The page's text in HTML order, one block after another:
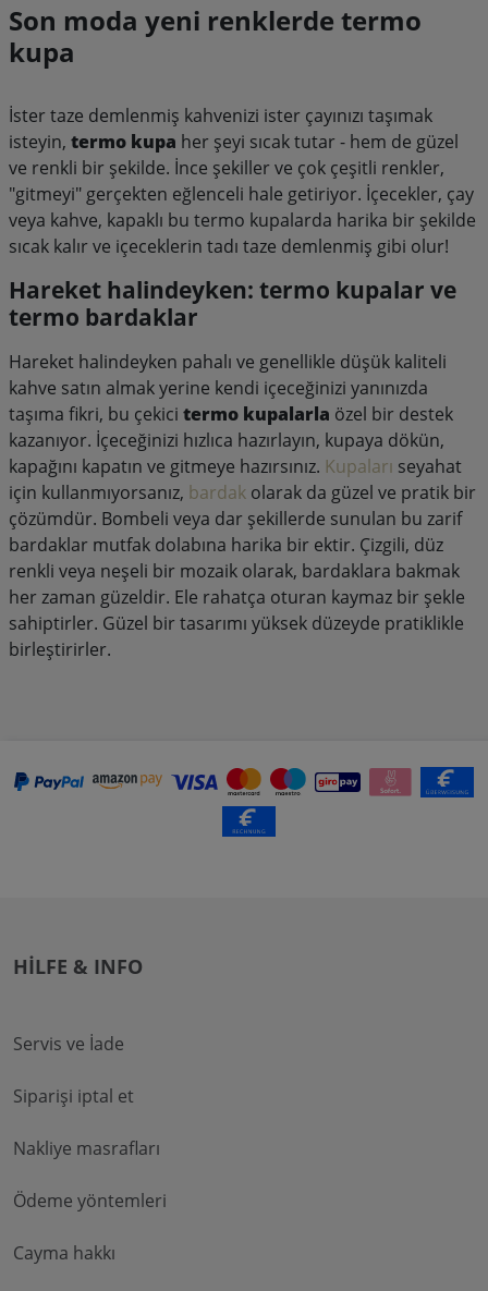
Son moda yeni renklerde termo
kupa
İster taze demlenmiş kahvenizi ister çayınızı taşımak
isteyin, termo kupa her şeyi sıcak tutar - hem de güzel
ve renkli bir şekilde. İnce şekiller ve çok çeşitli renkler,
"gitmeyi" gerçekten eğlenceli hale getiriyor. İçecekler, çay
veya kahve, kapaklı bu termo kupalarda harika bir şekilde
sıcak kalır ve içeceklerin tadı taze demlenmiş gibi olur!
Hareket halindeyken: termo kupalar ve
termo bardaklar
Hareket halindeyken pahalı ve genellikle düşük kaliteli
kahve satın almak yerine kendi içeceğinizi yanınızda
taşıma fikri, bu çekici termo kupalarla özel bir destek
kazanıyor. İçeceğinizi hızlıca hazırlayın, kupaya dökün,
kapağını kapatın ve gitmeye hazırsınız. Kupaları seyahat
için kullanmıyorsanız, bardak olarak da güzel ve pratik bir
çözümdür. Bombeli veya dar şekillerde sunulan bu zarif
bardaklar mutfak dolabına harika bir ektir. Çizgili, düz
renkli veya neşeli bir mozaik olarak, bardaklara bakmak
her zaman güzeldir. Ele rahatça oturan kaymaz bir şekle
sahiptirler. Güzel bir tasarımı yüksek düzeyde pratiklikle
birleştirirler.
HILFE & INFO
Servis ve İade
Siparişi iptal et
Nakliye masrafları
Ödeme yöntemleri
Cayma hakkı